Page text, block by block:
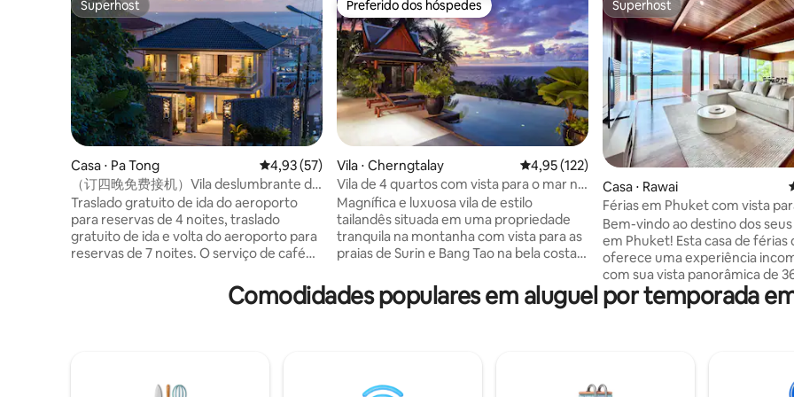
Superhost
Superhost
Casa ⋅ Pa Tong 4,93 de uma avaliação média de 5, 57 avaliações
4,93 (57)
（订四晚免费接机）Vila deslumbrante de
4 quartos com piscina e vista para o mar
em Patong
Traslado gratuito de ida do aeroporto
para reservas de 4 noites, traslado
gratuito de ida e volta do aeroporto para
reservas de 7 noites. O serviço de café
ser reservado com antecedência a um
custo separado. A vila está localizada no
minutos até a praia de Patong ou Bangla
Preferido dos hóspedes
Preferido dos hóspedes
Vila ⋅ Cherngtalay 4,95 de uma avaliação média de 5, 122
4,95 (122)
Vila de 4 quartos com vista para o mar no
topo da colina, Phuket
Magnífica e luxuosa vila de estilo
tailandês situada em uma propriedade
tranquila na montanha com vista para as
praias de Surin e Bang Tao na bela costa
interior, 4 quartos com camas king-size,
banheiros privativos. Totalmente
deslumbrantes. A Praia de Surin fica a
Superhost
Superhost
Casa ⋅ Rawai
Férias em Phuket com vista
Bem-vindo ao destino dos
em Phuket! Esta casa de férias
oferece uma experiência
com sua vista panorâmica de
do deslumbrante Mar de
Situada no topo de um
da ilha mais pitoresca da
Acesso à praia - 5-10m a pé da
Comodidades populares em aluguel por temporada